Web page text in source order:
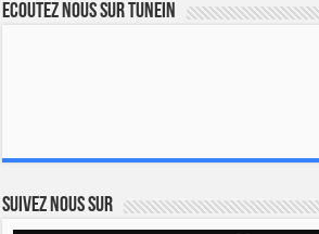
Ecoutez nous sur TuneIn
Suivez nous sur